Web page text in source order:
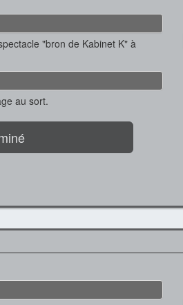
"bron de Kabinet K" à
au sort.